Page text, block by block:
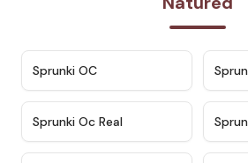
Sprunki OC
Sprunki Oc Real